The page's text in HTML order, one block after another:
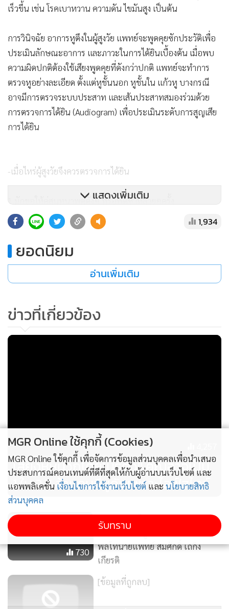
เร็วขึ้น เช่น โรคเบาหวาน ความดัน ไขมันสูง เป็นต้น
การวินิจฉัย อาการหูตึงในผู้สูงวัย แพทย์จะพูดคุยซักประวัติเพื่อ
ประเมินลักษณะอาการ และภาวะในการได้ยินเบื้องต้น เมื่อพบ
ความผิดปกติต้องใช้เสียงพูดคุยที่ดังกว่าปกติ แพทย์จะทำการ
ตรวจหูอย่างละเอียด ตั้งแต่หูชั้นนอก หูชั้นใน แก้วหู บางกรณี
อาจมีการตรวจระบบประสาท และเส้นประสาทสมองร่วมด้วย
การตรวจการได้ยิน (Audiogram) เพื่อประเมินระดับการสูญเสีย
การได้ยิน
-เมื่อไหร่ผู้สูงวัยจึงควรตรวจการได้ยิน
1.มักขอให้คู่สนทนาพูดดังๆ หรือพูดซ้ำหลายๆครั้ง
2.ฟังวิทยุ ดูโทรทัศน์ ฟังเสียงจากสมาร์ทโฟน เปิดเสียงดังกว่า
ปกติ
3.ได้ยินไม่ชัด บางคำหายไป ได้ยินเสียงไม่ครบทั้งประโยค
4.มีเสียงดังในหู
5.พูดเสียงดังกว่าปกติ
3.พูดด้วยน้ำเสียงที่ดังชัดเจน แต่อยาตะโกน
-การรักษาอาการหูตึง
ประสาทหู หากเพิ่งเริ่มมีอาการ ผู้สูงอายุควรระวังดูแลและไม่ให้
โรคเรื้อรังที่เป็นปัจจัยเสี่ยง รวมทั้งไม่ควรซื้อยามาหยอดมากินเอง
สม่ำเสมอ รับประทานอาหารที่มีประโยชน์ครบ 5 หมู่ พีกผ่อนให้
แสดงเพิ่มเติม
1,934
ยอดนิยม
อ่านเพิ่มเติม
ข่าวที่เกี่ยวข้อง
เสี่ยงหูหนวกโดยไม่รู้ตัว!! คุณอาจเป็น
1 ใน 2.7 ล้านคนที่หูดับเพราะไลฟ์สไตล์
730
เฉลยละ! ทำไมทำตามคำแนะนำ
แล้ว ค่าไฟยังสูง...โถ!ก็เพิ่งทำไง /
พลโทนายแพทย์ สมศักดิ์ เถกิง
เกียรติ
[ข้อมูลที่ถูกลบ]
MGR Online ใช้คุกกี้ (Cookies)
MGR Online ใช้คุกกี้ เพื่อจัดการข้อมูลส่วนบุคคลเพื่อนำเสนอ
ประสบการณ์คอนเทนต์ที่ดีที่สุดให้กับผู้อ่านบนเว็บไซต์ และ
แอพพลิเคชั่น เงื่อนไขการใช้งานเว็บไซต์ และ นโยบายสิทธิ
ส่วนบุคคล
รับทราบ